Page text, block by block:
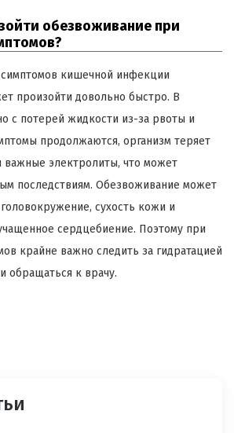
обезвоживание при
кишечной инфекции
произойти довольно быстро. В
с потерей жидкости из-за рвоты и
продолжаются, организм теряет
важные электролиты, что может
последствиям. Обезвоживание может
сухость кожи и
сердцебиение. Поэтому при
крайне важно следить за гидратацией
обращаться к врачу.